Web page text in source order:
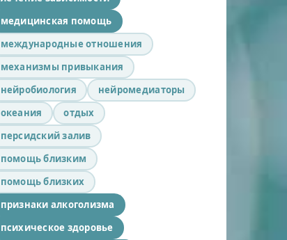
медицинская помощь
международные отношения
механизмы привыкания
нейробиология
нейромедиаторы
океания
отдых
персидский залив
помощь близким
помощь близких
признаки алкоголизма
психическое здоровье